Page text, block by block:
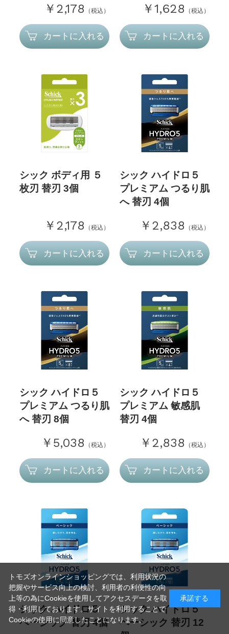
￥2,178 （税込）
カートに入れる
￥1,628 （税込）
カートに入れる
シック ボディ用 ５
枚刃 替刃 3個
￥2,178 （税込）
カートに入れる
シック ハイドロ５
プレミアム つるり肌
へ 替刃 4個
￥2,838 （税込）
カートに入れる
シック ハイドロ５
プレミアム つるり肌
へ 替刃 8個
￥5,038 （税込）
カートに入れる
シック ハイドロ５
プレミアム 敏感肌
替刃 4個
￥2,838 （税込）
カートに入れる
シック ハイドロ５
ベーシック 替刃 4個
シック ハイドロ５
ベーシック 替刃 12
トモズオンラインショッピングでは、利用状況の
把握やサービス向上の検討、利用者の利便性の向
上等の為にCookieを使用してアクセスデータを取
得・利用しております。サイトを利用することで
Cookieの使用に同意したことになります。
承諾する